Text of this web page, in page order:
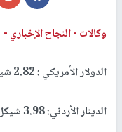
وكالات -النجاح الإخباري -
الدولار الأمريكي : 2.82 شيكل
الدينار الأردني: 3.98 شيكل